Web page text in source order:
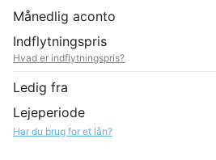
Månedlig aconto
Indflytningspris
Hvad er indflytningspris?
Ledig fra
Lejeperiode
Har du brug for et lån?